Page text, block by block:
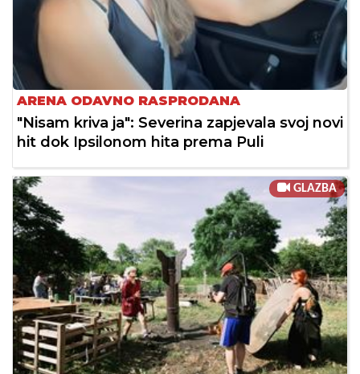
ARENA ODAVNO RASPRODANA
"Nisam kriva ja": Severina zapjevala svoj novi
hit dok Ipsilonom hita prema Puli
GLAZBA